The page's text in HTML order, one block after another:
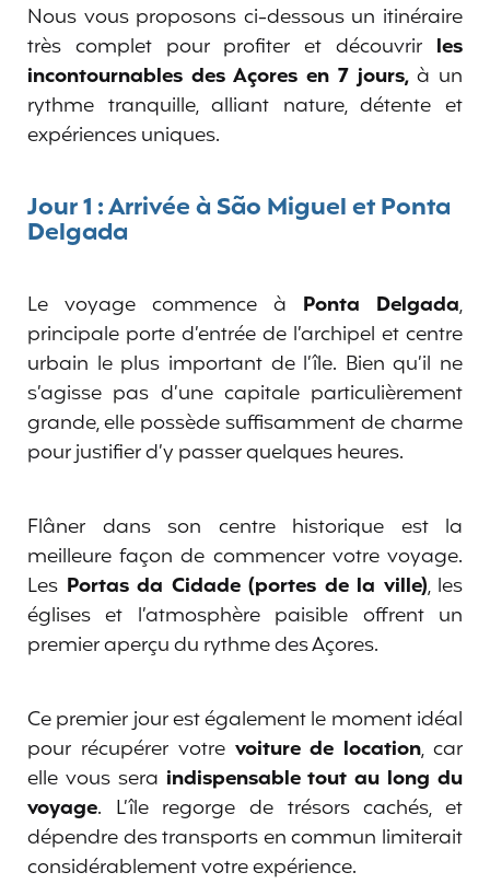
Nous vous proposons ci-dessous un itinéraire
très complet pour profiter et découvrir les
incontournables des Açores en 7 jours,à un
rythme tranquille, alliant nature, détente et
expériences uniques.
Jour 1 : Arrivée à São Miguel et Ponta
Delgada
Le voyage commence à Ponta Delgada,
principale porte d’entrée de l’archipel et centre
urbain le plus important de l’île. Bien qu’il ne
s’agisse pas d’une capitale particulièrement
grande, elle possède suffisamment de charme
pour justifier d’y passer quelques heures.
Flâner dans son centre historique est la
meilleure façon de commencer votre voyage.
Les Portas da Cidade (portes de la ville), les
églises et l’atmosphère paisible offrent un
premier aperçu du rythme des Açores.
Ce premier jour est également le moment idéal
pour récupérer votre voiture de location, car
elle vous sera indispensable tout au long du
voyage. L’île regorge de trésors cachés, et
dépendre des transports en commun limiterait
considérablement votre expérience.